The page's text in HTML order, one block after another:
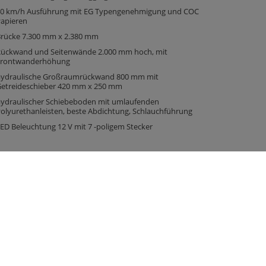
km/h Ausführung mit EG Typengenehmigung und COC
7.300 mm x 2.380 mm
und Seitenwände 2.000 mm hoch, mit
Großraumrückwand 800 mm mit
420 mm x 250 mm
Schiebeboden mit umlaufenden
beste Abdichtung, Schlauchführung
Beleuchtung 12 V mit 7 -poligem Stecker